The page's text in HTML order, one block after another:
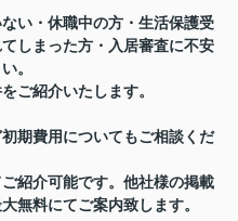
い・休職中の方・生活保護受
しまった方・入居審査に不安
。
ご紹介いたします。
期費用についてもご相談くだ
紹介可能です。他社様の掲載
無料にてご案内致します。